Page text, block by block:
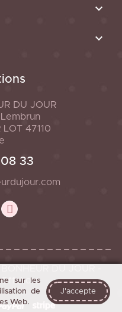
sur les
de
Web.
J'accepte


DU JOUR
LOT 47110
33